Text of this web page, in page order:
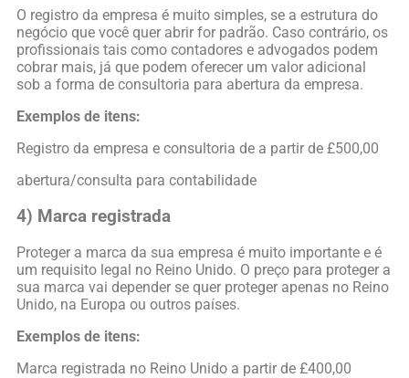
O registro da empresa é muito simples, se a estrutura do
negócio que você quer abrir for padrão. Caso contrário, os
profissionais tais como contadores e advogados podem
cobrar mais, já que podem oferecer um valor adicional
sob a forma de consultoria para abertura da empresa.
Exemplos de itens:
Registro da empresa e consultoria de a partir de £500,00
abertura/consulta para contabilidade
4) Marca registrada
Proteger a marca da sua empresa é muito importante e é
um requisito legal no Reino Unido. O preço para proteger a
sua marca vai depender se quer proteger apenas no Reino
Unido, na Europa ou outros países.
Exemplos de itens:
Marca registrada no Reino Unido a partir de £400,00